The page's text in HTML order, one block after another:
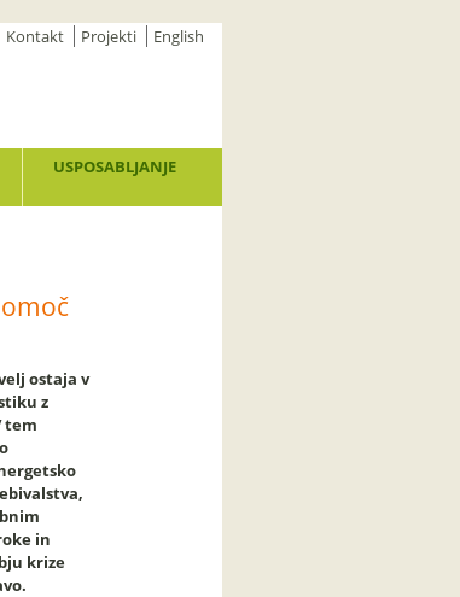
Kontakt Projekti English
USPOSABLJANJE
ostaja v
z
tem
in
krize